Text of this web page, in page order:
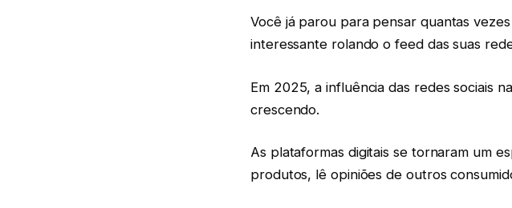
Você já parou para pensar quantas
interessante rolando o feed das suas
Em 2025, a influência das redes sociais
crescendo.
As plataformas digitais se tornaram um
produtos, lê opiniões de outros